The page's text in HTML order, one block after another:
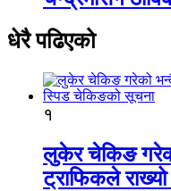
धेरै पढिएको
१
लुकेर चेकिङ
ट्राफिकले